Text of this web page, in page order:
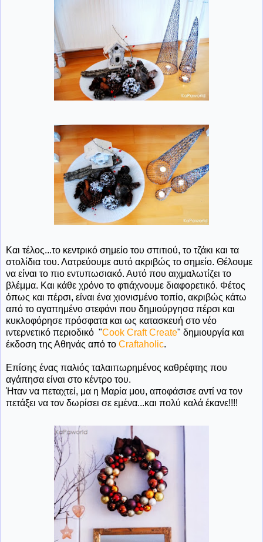
Και τέλος...το κεντρικό σημείο του σπιτιού, το τζάκι και τα
στολίδια του. Λατρεύουμε αυτό ακριβώς το σημείο. Θέλουμε
να είναι το πιο εντυπωσιακό. Αυτό που αιχμαλωτίζει το
βλέμμα. Και κάθε χρόνο το φτιάχνουμε διαφορετικό. Φέτος
όπως και πέρσι, είναι ένα χιονισμένο τοπίο, ακριβώς κάτω
από το αγαπημένο στεφάνι που δημιούργησα πέρσι και
κυκλοφόρησε πρόσφατα και ως κατασκευή στο νέο
ιντερνετικό περιοδικό "Cook Craft Create" δημιουργία και
έκδοση της Αθηνάς από το Craftaholic.
Επίσης ένας παλιός ταλαιπωρημένος καθρέφτης που
αγάπησα είναι στο κέντρο του.
Ήταν να πεταχτεί, μα η Μαρία μου, αποφάσισε αντί να τον
πετάξει να τον δωρίσει σε εμένα...και πολύ καλά έκανε!!!!